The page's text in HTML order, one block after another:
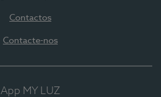
Contactos
Contacte-nos
App MY LUZ